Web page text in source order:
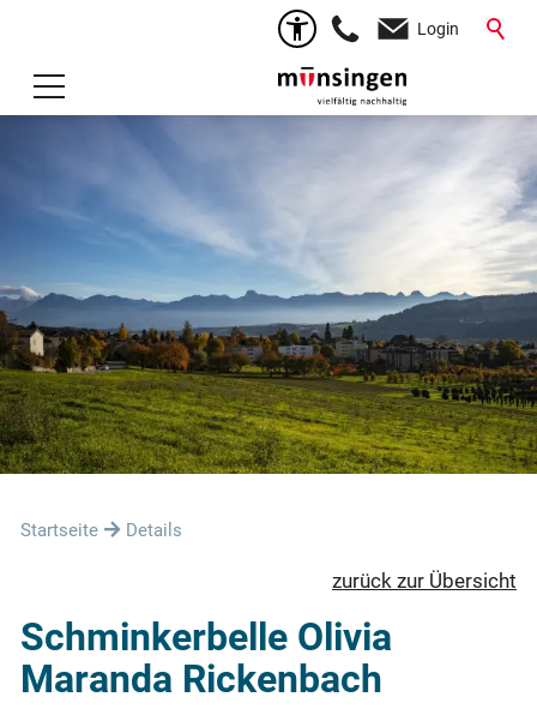
Login
Startseite Details
zurück zur Übersicht
Schminkerbelle Olivia
Maranda Rickenbach